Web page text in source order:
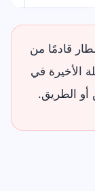
قادمًا من
الأخيرة في
أو الطريق.